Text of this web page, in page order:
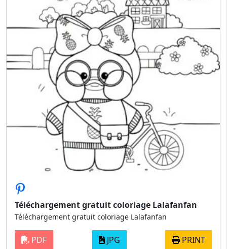
Téléchargement gratuit coloriage Lalafanfan
Téléchargement gratuit coloriage Lalafanfan
PDF JPG PRINT